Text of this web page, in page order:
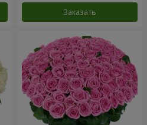
Заказать